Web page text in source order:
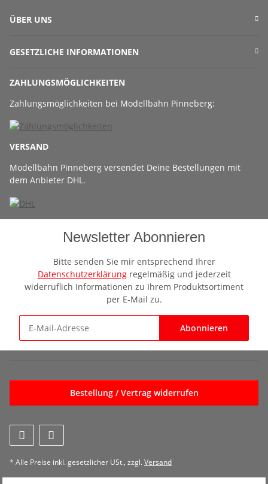
ÜBER UNS
GESETZLICHE INFORMATIONEN
ZAHLUNGSMÖGLICHKEITEN
Zahlungsmöglichkeiten bei Modellbahn Pinneberg:
VERSAND
Modellbahn Pinneberg versendet Deine Bestellungen mit
dem Anbieter DHL.
Newsletter Abonnieren
Bitte senden Sie mir entsprechend Ihrer
Datenschutzerklärungregelmäßig und jederzeit
widerruflich Informationen zu Ihrem Produktsortiment
per E-Mail zu.
Abonnieren
Bestellung / Vertrag widerrufen
* Alle Preise inkl. gesetzlicher USt., zzgl.Versand